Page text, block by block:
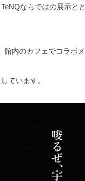
ならではの展示とと
館内のカフェでコラボメ
ています。